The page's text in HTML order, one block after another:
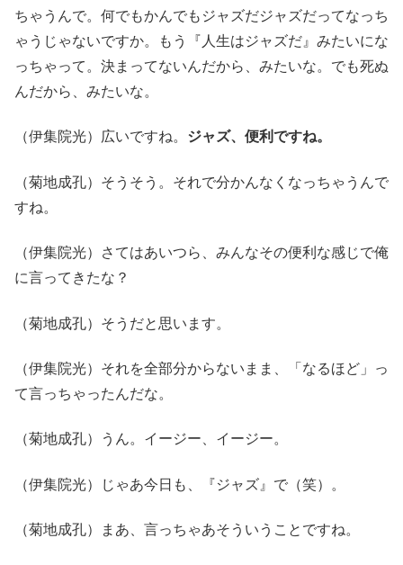
ちゃうんで。何でもかんでもジャズだジャズだってなっち
ゃうじゃないですか。もう『人生はジャズだ』みたいにな
っちゃって。決まってないんだから、みたいな。でも死ぬ
んだから、みたいな。
（伊集院光）広いですね。 ジャズ、便利ですね。
（菊地成孔）そうそう。それで分かんなくなっちゃうんで
すね。
（伊集院光）さてはあいつら、みんなその便利な感じで俺
に言ってきたな？
（菊地成孔）そうだと思います。
（伊集院光）それを全部分からないまま、「なるほど」っ
て言っちゃったんだな。
（菊地成孔）うん。イージー、イージー。
（伊集院光）じゃあ今日も、『ジャズ』で（笑）。
（菊地成孔）まあ、言っちゃあそういうことですね。